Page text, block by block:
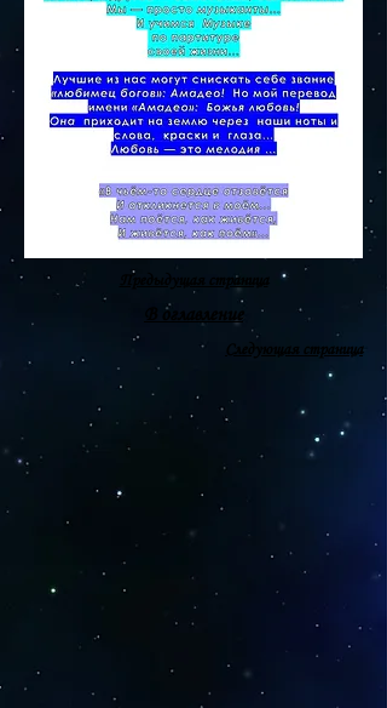
Предыдущая страница
В оглавление
Следующая страница